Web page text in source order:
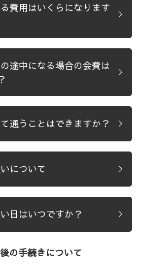
費用はいくらになります
途中になる場合の会費は
通うことはできますか？
について
日はいつですか？
の手続きについて